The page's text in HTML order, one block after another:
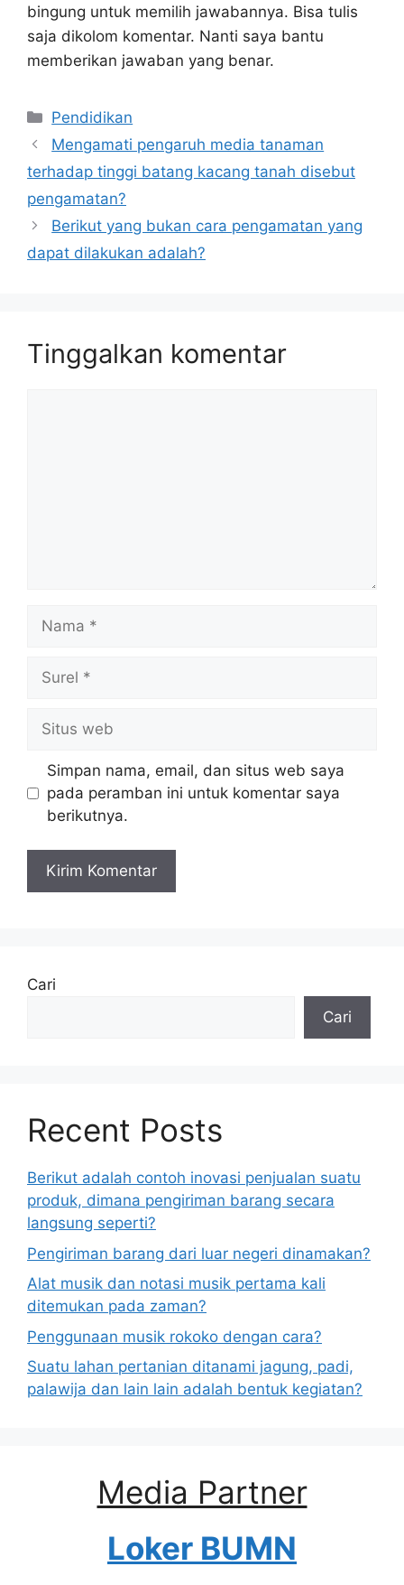
bingung untuk memilih jawabannya. Bisa tulis
saja dikolom komentar. Nanti saya bantu
memberikan jawaban yang benar.
Kategori
Pendidikan
Mengamati pengaruh media tanaman
terhadap tinggi batang kacang tanah disebut
pengamatan?
Berikut yang bukan cara pengamatan yang
dapat dilakukan adalah?
Tinggalkan komentar
web
Simpan nama, email, dan situs web saya
pada peramban ini untuk komentar saya
berikutnya.
Cari
Cari
Recent Posts
Berikut adalah contoh inovasi penjualan suatu
produk, dimana pengiriman barang secara
langsung seperti?
Pengiriman barang dari luar negeri dinamakan?
Alat musik dan notasi musik pertama kali
ditemukan pada zaman?
Penggunaan musik rokoko dengan cara?
Suatu lahan pertanian ditanami jagung, padi,
palawija dan lain lain adalah bentuk kegiatan?
Media Partner
Loker BUMN